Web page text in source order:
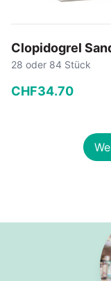
Clopidogrel
28 oder 84 Stück
CHF34.70